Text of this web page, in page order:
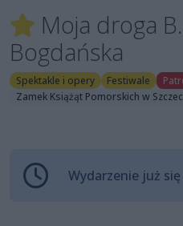
Moja droga
Bogdańska
Spektakle i opery Festiwale
Zamek Książąt Pomorskich w
Wydarzenie już się